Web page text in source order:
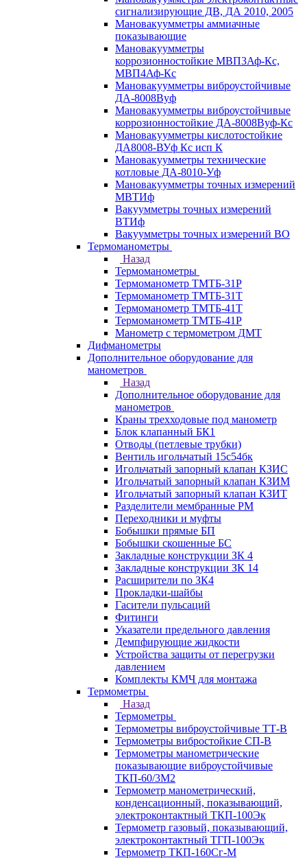
сигнализирующие ДВ, ДА 2010, 2005
Мановакуумметры аммиачные
показывающие
Мановакуумметры
коррозионностойкие МВП3Аф-Кс,
МВП4Аф-Кс
Мановакуумметры виброустойчивые
ДА-8008Вуф
Мановакуумметры виброустойчивые
коррозионностойкие ДА-8008Вуф-Кс
Мановакуумметры кислотостойкие
ДА8008-ВУф Кс исп К
Мановакуумметры технические
котловые ДА-8010-Уф
Мановакуумметры точных измерений
МВТИф
Вакуумметры точных измерений
ВТИф
Вакуумметры точных измерений ВО
Термоманометры
Назад
Термоманометры
Термоманометр ТМТБ-31Р
Термоманометр ТМТБ-31Т
Термоманометр ТМТБ-41Т
Термоманометр ТМТБ-41Р
Манометр с термометром ДМТ
Дифманометры
Дополнительное оборудование для
манометров
Назад
Дополнительное оборудование для
манометров
Краны трехходовые под манометр
Блок клапанный БК1
Отводы (петлевые трубки)
Вентиль игольчатый 15с54бк
Игольчатый запорный клапан КЗИС
Игольчатый запорный клапан КЗИМ
Игольчатый запорный клапан КЗИТ
Разделители мембранные РМ
Переходники и муфты
Бобышки прямые БП
Бобышки скошенные БС
Закладные конструкции ЗК 4
Закладные конструкции ЗК 14
Расширители по ЗК4
Прокладки-шайбы
Гасители пульсаций
Фитинги
Указатели предельного давления
Демпфирующие жидкости
Устройства защиты от перегрузки
давлением
Комплекты КМЧ для монтажа
Термометры
Назад
Термометры
Термометры виброустойчивые ТТ-В
Термометры вибростойкие СП-В
Термометры манометрические
показывающие виброустойчивые
ТКП-60/3М2
Термометр манометрический,
конденсационный, показывающий,
электроконтактный ТКП-100Эк
Термометр газовый, показывающий,
электроконтактный ТГП-100Эк
Термометр ТКП-160Сг-М